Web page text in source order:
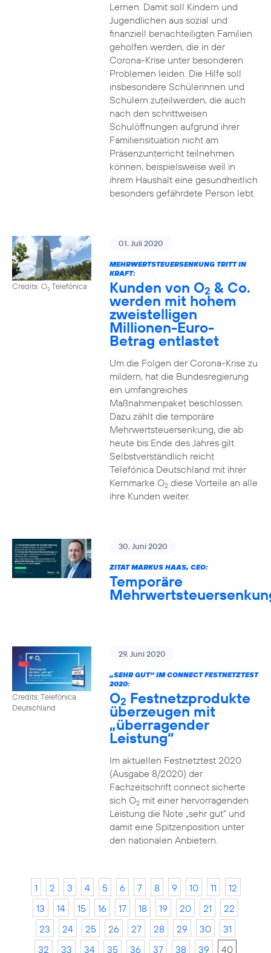
Lernen. Damit soll Kindern und
Jugendlichen aus sozial und
finanziell benachteiligten Familien
geholfen werden, die in der
Corona-Krise unter besonderen
Problemen leiden. Die Hilfe soll
insbesondere Schülerinnen und
Schülern zuteilwerden, die auch
nach den schrittweisen
Schulöffnungen aufgrund ihrer
Familiensituation nicht am
Präsenzunterricht teilnehmen
können, beispielsweise weil in
ihrem Haushalt eine gesundheitlich
besonders gefährdete Person lebt.
Credits: O2Telefónica
01. Juli 2020
MEHRWERTSTEUERSENKUNG TRITT IN
KRAFT:
Kunden von O2 & Co.
werden mit hohem
zweistelligen
Millionen-Euro-
Betrag entlastet
Um die Folgen der Corona-Krise zu
mildern, hat die Bundesregierung
ein umfangreiches
Maßnahmenpaket beschlossen.
Dazu zählt die temporäre
Mehrwertsteuersenkung, die ab
heute bis Ende des Jahres gilt.
Selbstverständlich reicht
Telefónica Deutschland mit ihrer
Kernmarke O2diese Vorteile an alle
ihre Kunden weiter.
30. Juni 2020
ZITAT MARKUS HAAS, CEO:
Temporäre
Credits: Telefónica
Deutschland
29. Juni 2020
„SEHR GUT“ IM CONNECT FESTNETZTEST
2020:
O2 Festnetzprodukte
überzeugen mit
„überragender
Leistung“
Im aktuellen Festnetztest 2020
(Ausgabe 8/2020) der
Fachzeitschrift connect sicherte
sich O2mit einer hervorragenden
Leistung die Note „sehr gut“ und
damit eine Spitzenposition unter
den nationalen Anbietern.
1 2 3 4 5 6 7 8 9 10 11
12
13
14 15 16 17 18 19 20 21
22
23
24 25 26 27 28 29 30
31
32
33 34 35 36 37 38 39 40